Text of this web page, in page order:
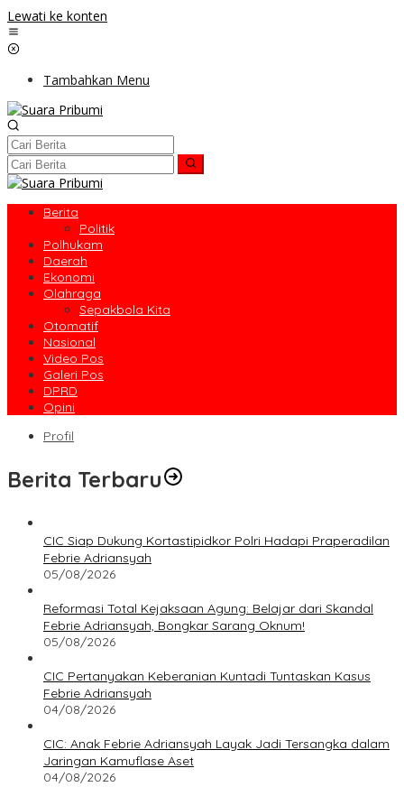
Lewati ke konten
Tambahkan Menu
Berita
Politik
Polhukam
Daerah
Ekonomi
Olahraga
Sepakbola Kita
Otomatif
Nasional
Video Pos
Galeri Pos
DPRD
Opini
Profil
Berita Terbaru
CIC Siap Dukung Kortastipidkor Polri Hadapi Praperadilan
Febrie Adriansyah
05/08/2026
Reformasi Total Kejaksaan Agung: Belajar dari Skandal
Febrie Adriansyah, Bongkar Sarang Oknum!
05/08/2026
CIC Pertanyakan Keberanian Kuntadi Tuntaskan Kasus
Febrie Adriansyah
04/08/2026
CIC: Anak Febrie Adriansyah Layak Jadi Tersangka dalam
Jaringan Kamuflase Aset
04/08/2026